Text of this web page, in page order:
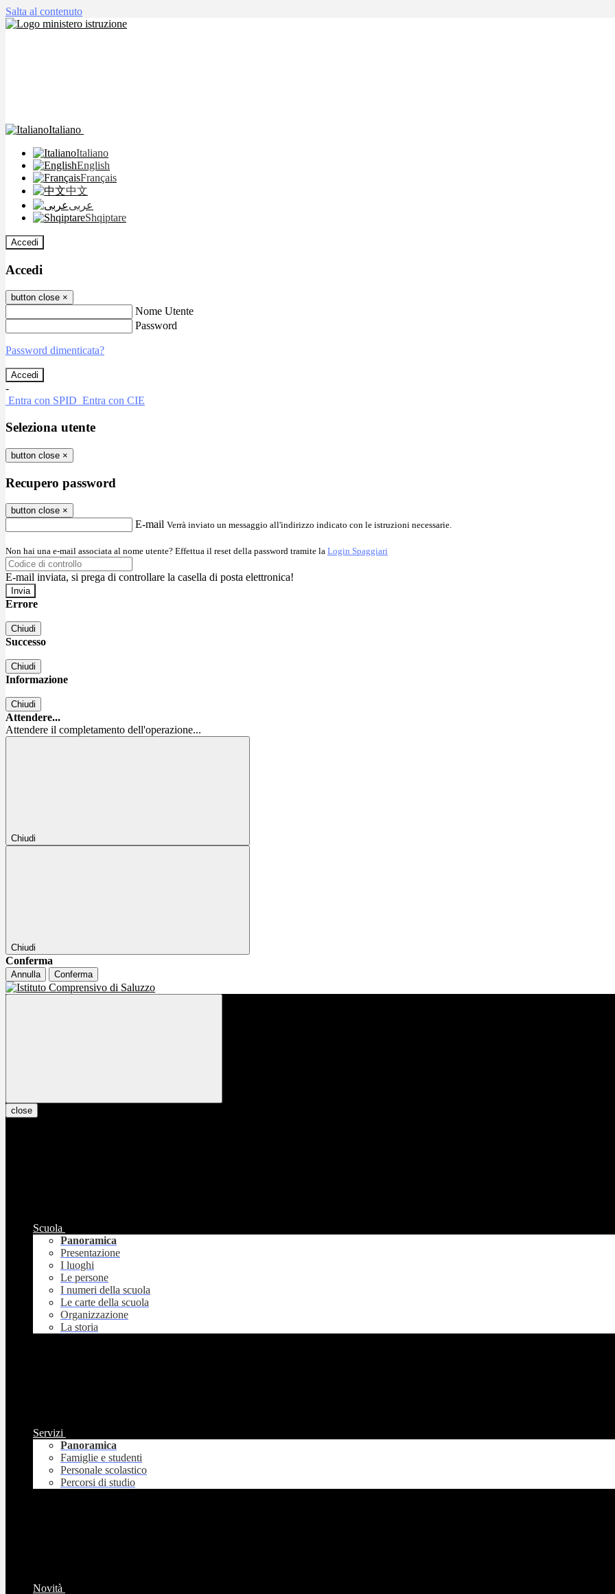
Salta al contenuto
Italiano
Italiano
English
Français
中文
عربى
Shqiptare
Accedi
Accedi
button close ×
Nome Utente
Password
Password dimenticata?
-
Entra con SPID Entra con CIE
Seleziona utente
button close ×
Recupero password
button close ×
E-mail Verrà inviato un messaggio all'indirizzo indicato con le istruzioni necessarie.
Non hai una e-mail associata al nome utente? Effettua il reset della password tramite la Login Spaggiari
E-mail inviata, si prega di controllare la casella di posta elettronica!
Errore
Chiudi
Successo
Chiudi
Informazione
Chiudi
Attendere...
Attendere il completamento dell'operazione...
Chiudi
Chiudi
Conferma
Annulla Conferma
close
Scuola
Panoramica
Presentazione
I luoghi
Le persone
I numeri della scuola
Le carte della scuola
Organizzazione
La storia
Servizi
Panoramica
Famiglie e studenti
Personale scolastico
Percorsi di studio
Novità